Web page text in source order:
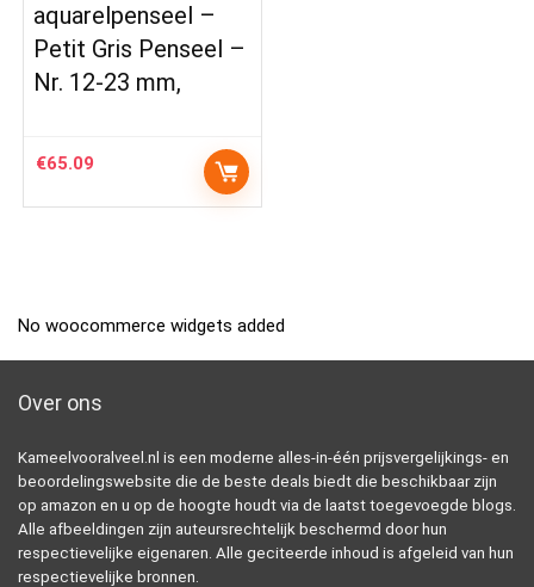
aquarelpenseel –
Petit Gris Penseel –
Nr. 12-23 mm,
€65.09
No woocommerce widgets added
Over ons
Kameelvooralveel.nl is een moderne alles-in-één prijsvergelijkings- en
beoordelingswebsite die de beste deals biedt die beschikbaar zijn
op amazon en u op de hoogte houdt via de laatst toegevoegde blogs.
Alle afbeeldingen zijn auteursrechtelijk beschermd door hun
respectievelijke eigenaren. Alle geciteerde inhoud is afgeleid van hun
respectievelijke bronnen.